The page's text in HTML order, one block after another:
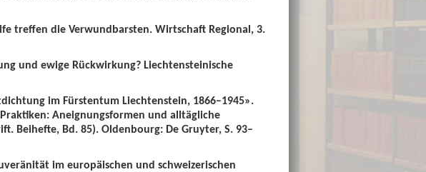
treffen die Verwundbarsten. Wirtschaft Regional, 3.
und ewige Rückwirkung? Liechtensteinische
im Fürstentum Liechtenstein, 1866–1945».
Aneignungsformen und alltägliche
Beihefte, Bd. 85). Oldenbourg: De Gruyter, S. 93–
im europäischen und schweizerischen